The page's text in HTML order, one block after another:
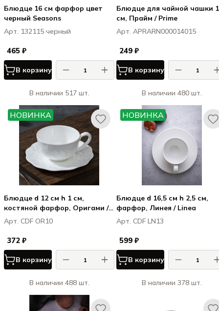
Блюдце 16 см фарфор цвет
черный Seasons
Арт. 132115 черный
465 ₽
В корзину
В наличии 517 шт.
Блюдце для чайной чашки
см, Прайм / Prime
Арт. APRARN000014015
249 ₽
В корзину
В наличии 480 шт.
НОВИНКА
Блюдце d 12 см h 1 см,
костяной фарфор, Оригами /
Origami (для чашки CDF OR09)
Арт. CDF OR10
372 ₽
В корзину
В наличии 488 шт.
НОВИНКА
Блюдце d 16,5 см h 2,5 см,
фарфор, Линея / Linea
Арт. CDF LN13
599 ₽
В корзину
В наличии 378 шт.